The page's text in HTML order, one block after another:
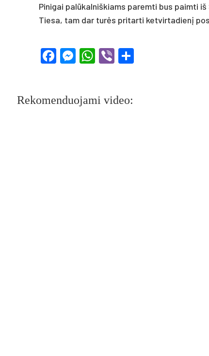
Pi­ni­gai palū­kal­niš­kiams pa­rem­ti bus paim­ti
Tie­sa, tam dar turės pri­tar­ti ket­vir­ta­dienį
Facebook
Messenger
WhatsApp
Viber
Rekomenduojami video: